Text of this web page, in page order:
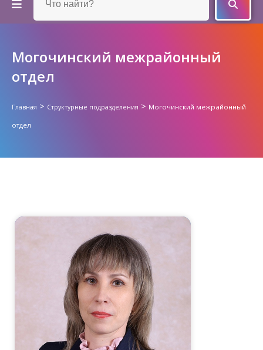
Могочинский межрайонный
отдел
Главная > Структурные подразделения > Могочинский межрайонный
отдел